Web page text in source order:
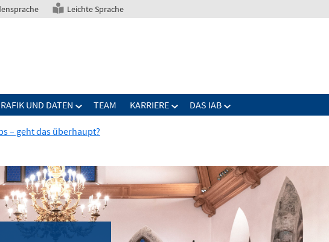
Leichte Sprache
UND DATEN TEAM KARRIERE DAS IAB
– geht das überhaupt?